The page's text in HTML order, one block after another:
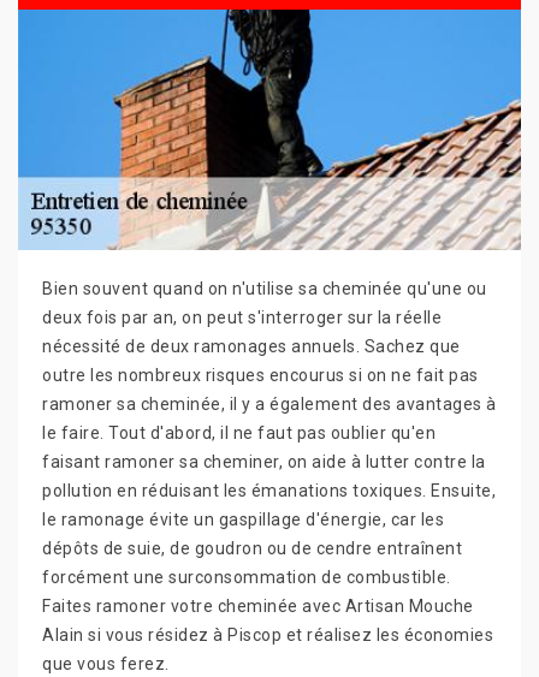
Bien souvent quand on n'utilise sa cheminée qu'une ou
deux fois par an, on peut s'interroger sur la réelle
nécessité de deux ramonages annuels. Sachez que
outre les nombreux risques encourus si on ne fait pas
ramoner sa cheminée, il y a également des avantages à
le faire. Tout d'abord, il ne faut pas oublier qu'en
faisant ramoner sa cheminer, on aide à lutter contre la
pollution en réduisant les émanations toxiques. Ensuite,
le ramonage évite un gaspillage d'énergie, car les
dépôts de suie, de goudron ou de cendre entraînent
forcément une surconsommation de combustible.
Faites ramoner votre cheminée avec Artisan Mouche
Alain si vous résidez à Piscop et réalisez les économies
que vous ferez.